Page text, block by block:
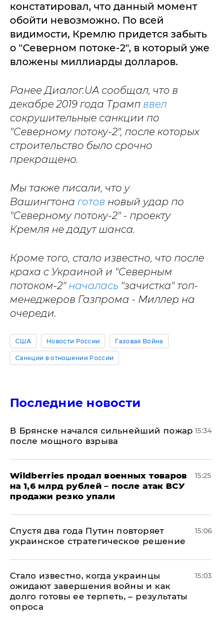
констатировал, что данный момент
обойти невозможно. По всей
видимости, Кремлю придется забыть
о "Северном потоке-2", в который уже
вложены миллиарды долларов.
Ранее Диалог.UA сообщал, что в
декабре 2019 года Трамп ввел
сокрушительные санкции по
"Северному потоку-2", после которых
строительство было срочно
прекращено.
Мы также писали, что у
Вашингтона готов новый удар по
"Северному потоку-2" - проекту
Кремля не дадут шанса.
Кроме того, стало известно, что после
краха с Украиной и "Северным
потоком-2" началась "зачистка" топ-
менеджеров Газпрома - Миллер на
очереди.
США Новости России Газовая Война
Санкции в отношении России
Последние новости
В Брянске начался сильнейший пожар
после мощного взрыва
15:34
​Wildberries продал военных товаров
на 1,6 млрд рублей – после атак ВСУ
продажи резко упали
15:25
Спустя два года Путин повторяет
украинское стратегическое решение
15:06
Стало известно, когда украинцы
ожидают завершения войны и как
долго готовы ее терпеть, – результаты
опроса
15:03